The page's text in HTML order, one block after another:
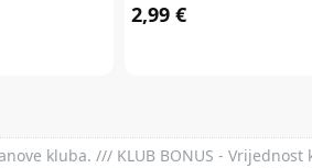
2,99 €
kluba. /// KLUB BONUS -